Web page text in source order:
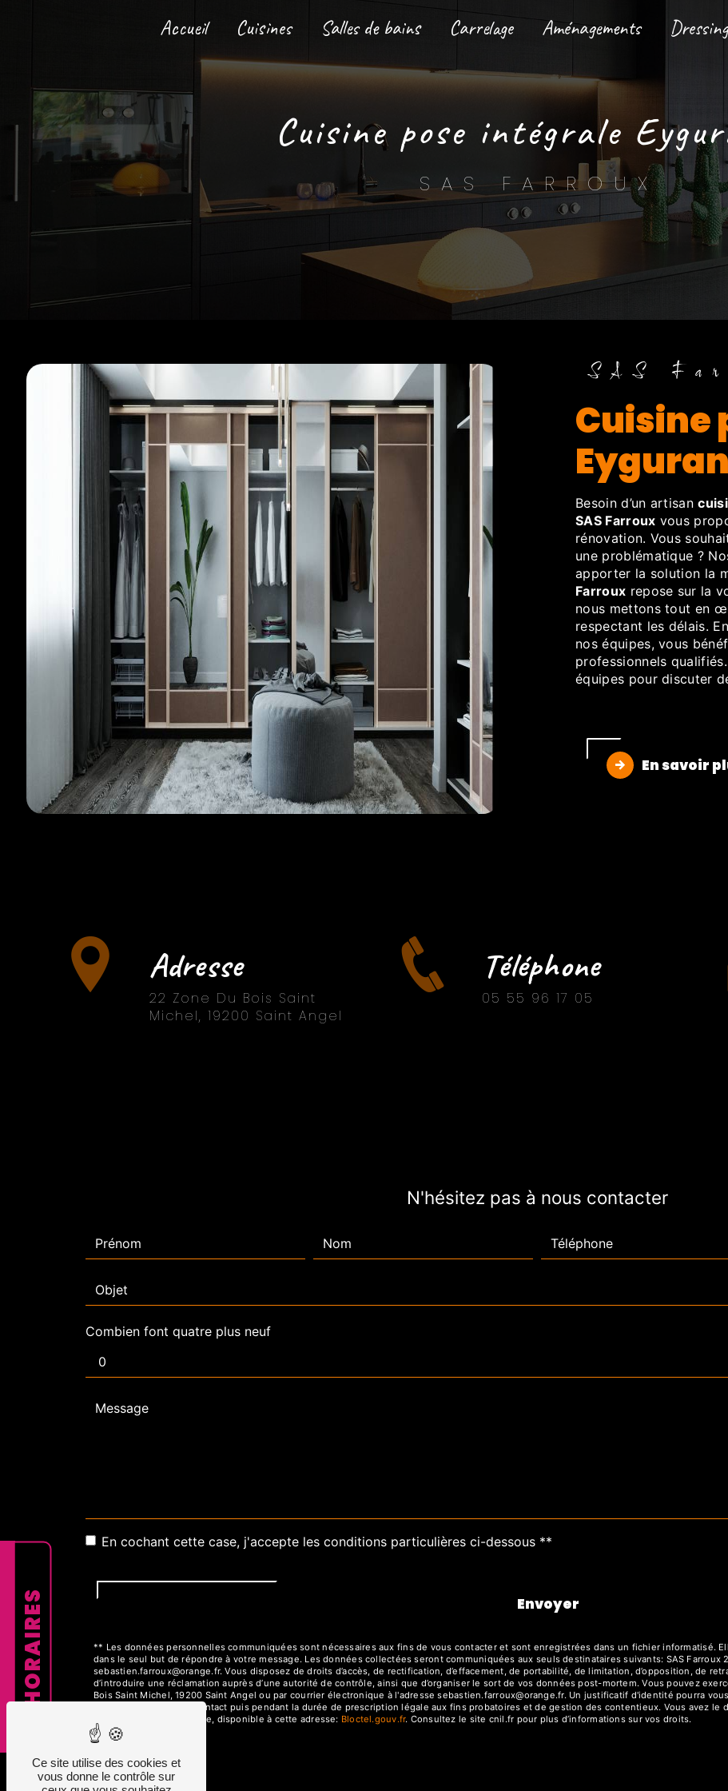
Accueil Cuisines Salles de bains Carrelage Aménagements Dressing
HORAIRES
cuisine pose intégrale
SAS FARROUX
SAS
cuisine pose intégrale à
Besoin d’un artisan
SAS Farroux vous
rénovation. Vous
une problématique ?
apporter la solution la
Farroux repose sur la
nous mettons tout en
respectant les délais.
nos équipes, vous
professionnels
équipes pour discuter
En savoir
Adresse
22 Zone Du Bois Saint
Michel, 19200 Saint Angel
Téléphone
05 55 96 17 05
N'hésitez pas à nous contacter
Combien font quatre plus neuf
En cochant cette case, j'accepte les conditions particulières ci-dessous **
Envoyer
** Les données personnelles communiquées sont nécessaires aux fins de vous contacter et sont enregistrées dans un fichier informatisé.
dans le seul but de répondre à votre message. Les données collectées seront communiquées aux seuls destinataires suivants: SAS Farroux
sebastien.farroux@orange.fr. Vous disposez de droits d’accès, de rectification, d’effacement, de portabilité, de limitation, d’opposition, de
d’introduire une réclamation auprès d’une autorité de contrôle, ainsi que d’organiser le sort de vos données post-mortem. Vous pouvez
Bois Saint Michel, 19200 Saint Angel ou par courrier électronique à l'adresse sebastien.farroux@orange.fr. Un justificatif d'identité pourra
la période de prise de contact puis pendant la durée de prescription légale aux fins probatoires et de gestion des contentieux. Vous avez
démarchage téléphonique, disponible à cette adresse:
Bloctel.gouv.fr. Consultez le site cnil.fr pour plus d’informations sur vos droits.
Ce site utilise des cookies et
vous donne le contrôle sur